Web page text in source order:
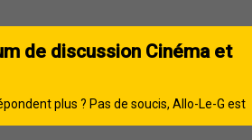
de discussion Cinéma et
plus ? Pas de soucis, Allo-Le-G est